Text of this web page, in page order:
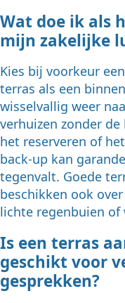
Wat doe ik als
mijn zakelijke
Kies bij voorkeur
terras als een
wisselvallig weer
verhuizen zonder
het reserveren of
back-up kan
tegenvalt. Goede
beschikken ook
lichte regenbuien of
Is een terras
geschikt voor
gesprekken?